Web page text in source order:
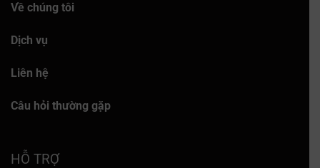
Về chúng tôi
Dịch vụ
Liên hệ
Câu hỏi thường gặp
HỖ TRỢ